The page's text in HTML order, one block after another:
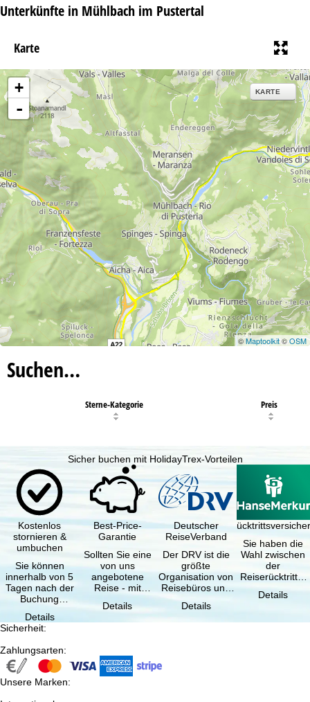
Unterkünfte in Mühlbach im Pustertal
Karte
+
-
KARTE
©Maptoolkit©OSM
Suchen…
Sterne-Kategorie Preis
Sicher buchen mit HolidayTrex-Vorteilen
Kostenlos
stornieren &
umbuchen
Sie können
innerhalb von 5
Tagen nach der
Buchung
zurücktreten, …
Details
Best-Price-
Garantie
Sollten Sie eine
von uns
angebotene
Reise - mit
Verfügbarkeit
und …
Details
Deutscher
ReiseVerband
Der DRV ist die
größte
Organisation von
Reisebüros und
Reiseveranstaltern
in …
Details
Sie haben die
Wahl zwischen
der
Reiserücktritts-
Versicherung
(inklusive …
Details
Sicherheit:
Zahlungsarten:
Unsere Marken: